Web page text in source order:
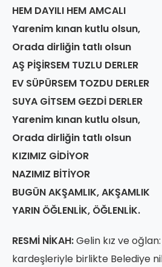
HEM DAYILI HEM AMCALI
Yarenim kınan kutlu olsun,
Orada dirliğin tatlı olsun
AŞ PİŞİRSEM TUZLU DERLER
EV SÜPÜRSEM TOZDU DERLER
SUYA GİTSEM GEZDİ DERLER
Yarenim kınan kutlu olsun,
Orada dirliğin tatlı olsun
KIZIMIZ GİDİYOR
NAZIMIZ BİTİYOR
BUGÜN AKŞAMLIK, AKŞAMLIK
YARIN ÖĞLENLİK, ÖĞLENLİK.
RESMİ NİKAH:Gelin kız ve
kardeşleriyle birlikte Belediye